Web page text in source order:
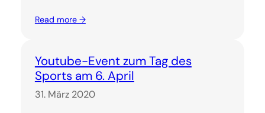
Read more →
Youtube-Event zum Tag des
Sports am 6. April
31. März 2020